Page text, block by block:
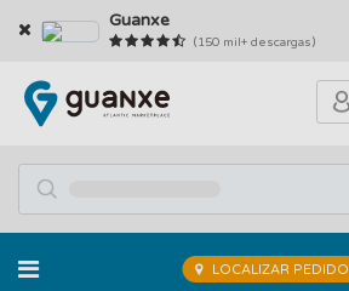
Guanxe
(150 mil+ descargas)
LOCALIZAR PEDIDO